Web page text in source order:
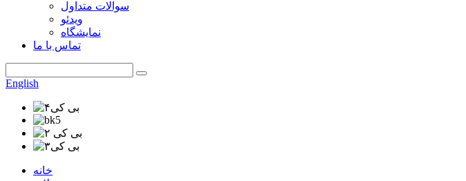
سوالات متداول
ویدئو
نمایشگاه
تماس با ما
English
خانه